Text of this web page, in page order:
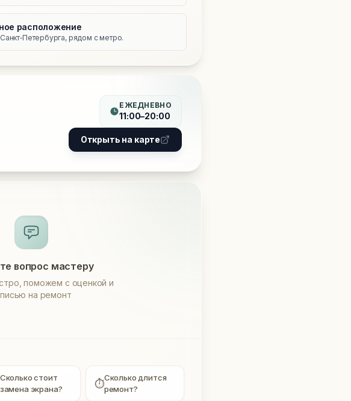
расположение
рядом с метро.
ЕЖЕДНЕВНО
11:00–20:00
Открыть на карте
вопрос мастеру
поможем с оценкой и
на ремонт
Сколько стоит
замена экрана?
⏱Сколько длится
ремонт?